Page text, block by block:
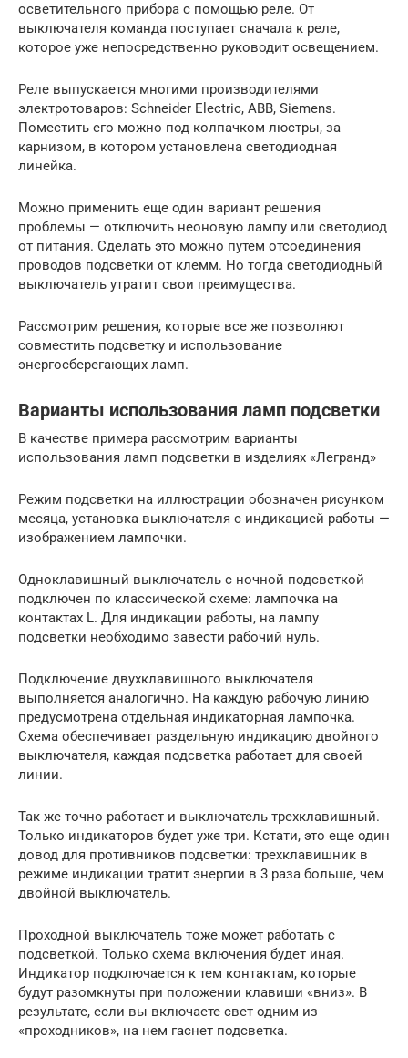
осветительного прибора с помощью реле. От
выключателя команда поступает сначала к реле,
которое уже непосредственно руководит освещением.
Реле выпускается многими производителями
электротоваров: Schneider Electric, ABB, Siemens.
Поместить его можно под колпачком люстры, за
карнизом, в котором установлена светодиодная
линейка.
Можно применить еще один вариант решения
проблемы — отключить неоновую лампу или светодиод
от питания. Сделать это можно путем отсоединения
проводов подсветки от клемм. Но тогда светодиодный
выключатель утратит свои преимущества.
Рассмотрим решения, которые все же позволяют
совместить подсветку и использование
энергосберегающих ламп.
Варианты использования ламп подсветки
В качестве примера рассмотрим варианты
использования ламп подсветки в изделиях «Легранд»
Режим подсветки на иллюстрации обозначен рисунком
месяца, установка выключателя с индикацией работы —
изображением лампочки.
Одноклавишный выключатель с ночной подсветкой
подключен по классической схеме: лампочка на
контактах L. Для индикации работы, на лампу
подсветки необходимо завести рабочий нуль.
Подключение двухклавишного выключателя
выполняется аналогично. На каждую рабочую линию
предусмотрена отдельная индикаторная лампочка.
Схема обеспечивает раздельную индикацию двойного
выключателя, каждая подсветка работает для своей
линии.
Так же точно работает и выключатель трехклавишный.
Только индикаторов будет уже три. Кстати, это еще один
довод для противников подсветки: трехклавишник в
режиме индикации тратит энергии в 3 раза больше, чем
двойной выключатель.
Проходной выключатель тоже может работать с
подсветкой. Только схема включения будет иная.
Индикатор подключается к тем контактам, которые
будут разомкнуты при положении клавиши «вниз». В
результате, если вы включаете свет одним из
«проходников», на нем гаснет подсветка.